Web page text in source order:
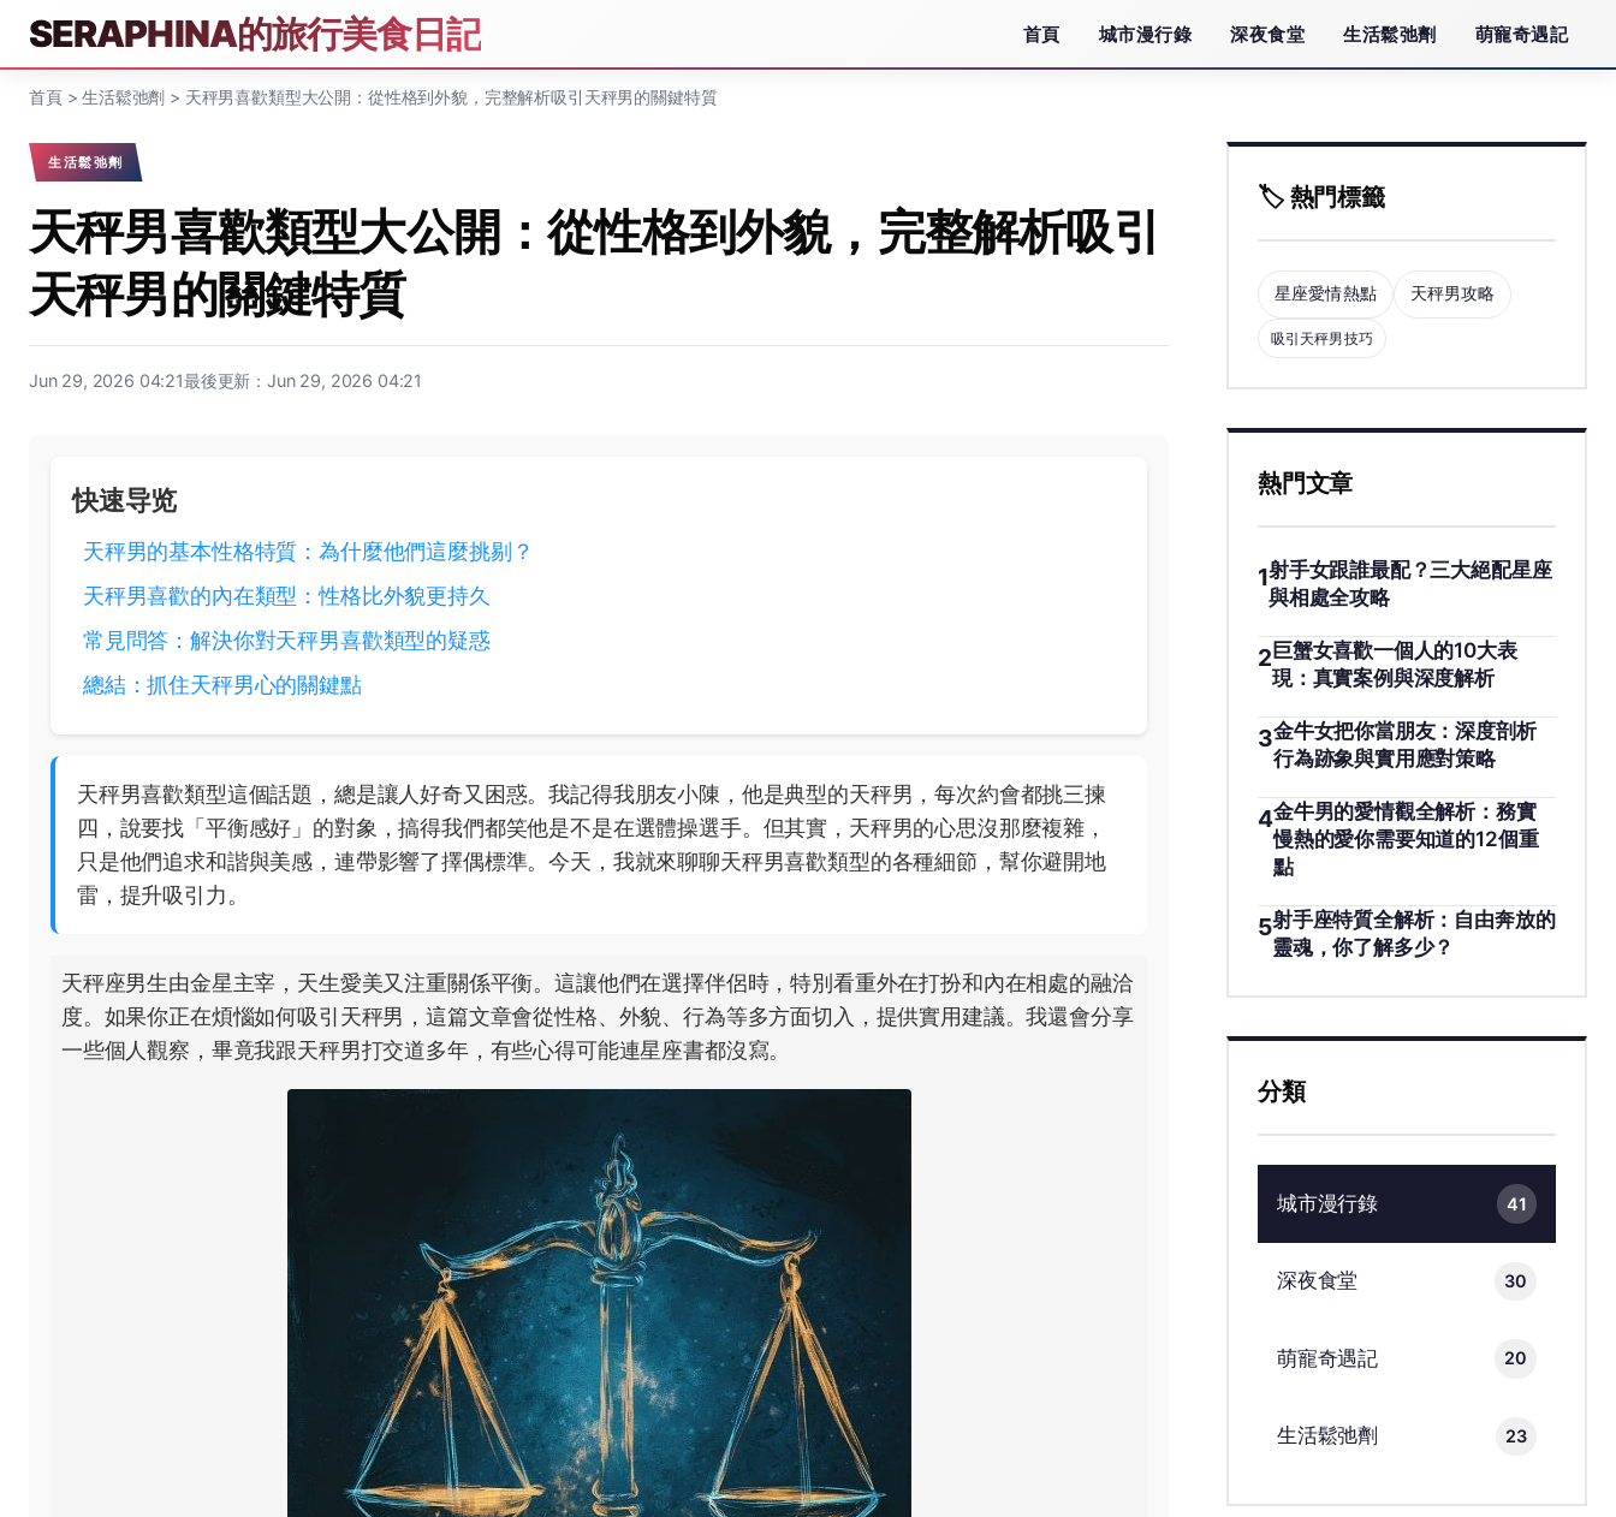
SERAPHINA的旅行美食日記 首頁 城市漫行錄 深夜食堂 生活鬆弛劑 萌寵奇遇記
首頁>生活鬆弛劑 > 天秤男喜歡類型大公開：從性格到外貌，完整解析吸引天秤男的關鍵特質
生活鬆弛劑
天秤男喜歡類型大公開：從性格到外貌，完整解析吸引
天秤男的關鍵特質
Jun 29, 2026 04:21最後更新：Jun 29, 2026 04:21
快速导览
天秤男的基本性格特質：為什麼他們這麼挑剔？
天秤男喜歡的內在類型：性格比外貌更持久
常見問答：解決你對天秤男喜歡類型的疑惑
總結：抓住天秤男心的關鍵點
天秤男喜歡類型這個話題，總是讓人好奇又困惑。我記得我朋友小陳，他是典型的天秤男，每次約會都挑三揀
四，說要找「平衡感好」的對象，搞得我們都笑他是不是在選體操選手。但其實，天秤男的心思沒那麼複雜，
只是他們追求和諧與美感，連帶影響了擇偶標準。今天，我就來聊聊天秤男喜歡類型的各種細節，幫你避開地
雷，提升吸引力。
天秤座男生由金星主宰，天生愛美又注重關係平衡。這讓他們在選擇伴侶時，特別看重外在打扮和內在相處的融洽
度。如果你正在煩惱如何吸引天秤男，這篇文章會從性格、外貌、行為等多方面切入，提供實用建議。我還會分享
一些個人觀察，畢竟我跟天秤男打交道多年，有些心得可能連星座書都沒寫。
🏷️ 熱門標籤
星座愛情熱點 天秤男攻略
吸引天秤男技巧
熱門文章
1射手女跟誰最配？三大絕配星座
與相處全攻略
2 巨蟹女喜歡一個人的10大表
現：真實案例與深度解析
3金牛女把你當朋友：深度剖析
行為跡象與實用應對策略
4金牛男的愛情觀全解析：務實
慢熱的愛你需要知道的12個重
點
5射手座特質全解析：自由奔放的
靈魂，你了解多少？
分類
城市漫行錄 41
深夜食堂 30
萌寵奇遇記 20
生活鬆弛劑 23